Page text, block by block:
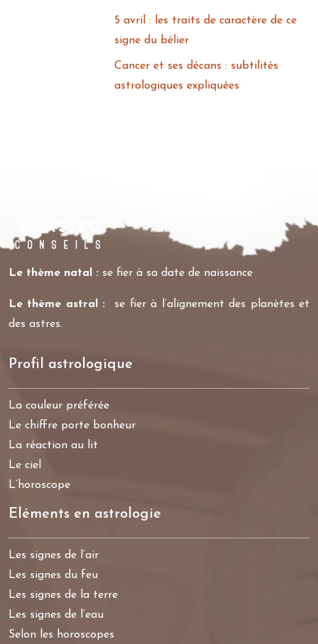
5 avril : les traits de caractère de ce
signe du bélier
Cancer et ses décans : subtilités
astrologiques expliquées
Le thème natal : se fier à sa date de naissance
Le thème astral :
se fier à l’alignement des planètes et
des astres.
Profil astrologique
La couleur préférée
Le chiffre porte bonheur
La réaction au lit
Le ciel
L’horoscope
Eléments en astrologie
Les signes de l’air
Les signes du feu
Les signes de la terre
Les signes de l’eau
Selon les horoscopes